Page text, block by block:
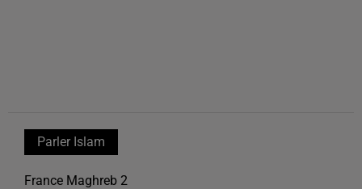
Parler Islam
France Maghreb 2